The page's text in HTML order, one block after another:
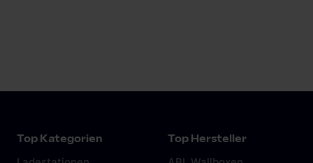
Gefahren und sollte die Ausnahme bleiben. Mehr
Top Kategorien
Top Hersteller